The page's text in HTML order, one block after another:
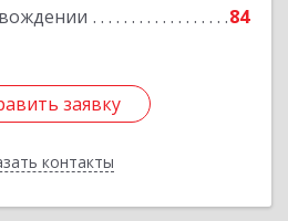
84
заявку
контакты
Подробнее
заявку
Назад